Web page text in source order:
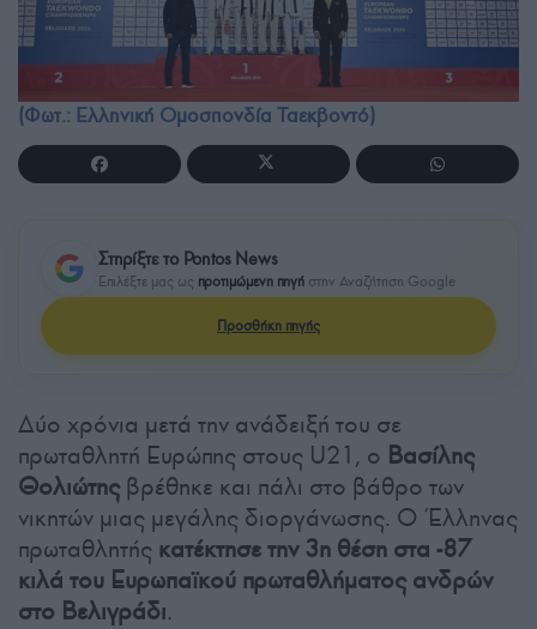
(Φωτ.: Ελληνική Ομοσπονδία Ταεκβοντό)
Στηρίξτε το Pontos News
Επιλέξτε μας ως προτιμώμενη πηγή στην Αναζήτηση Google
Προσθήκη πηγής
Δύο χρόνια μετά την ανάδειξή του σε
πρωταθλητή Ευρώπης στους U21, ο Βασίλης
Θολιώτηςβρέθηκε και πάλι στο βάθρο των
νικητών μιας μεγάλης διοργάνωσης. Ο Έλληνας
πρωταθλητής κατέκτησε την 3η θέση στα -87
κιλά του Ευρωπαϊκού πρωταθλήματος ανδρών
στο Βελιγράδι.